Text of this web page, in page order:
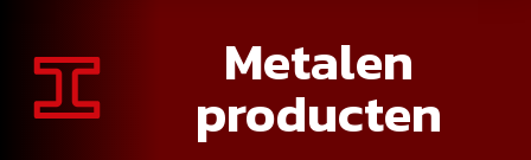
Metalen
producten